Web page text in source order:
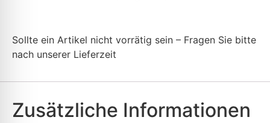
Sollte ein Artikel nicht vorrätig sein – Fragen Sie bitte
nach unserer Lieferzeit
Zusätzliche Informationen